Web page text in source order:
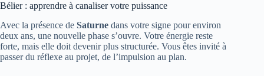
Bélier : apprendre à canaliser votre puissance
Avec la présence de Saturne dans votre signe pour environ
deux ans, une nouvelle phase s’ouvre. Votre énergie reste
forte, mais elle doit devenir plus structurée. Vous êtes invité à
passer du réflexe au projet, de l’impulsion au plan.